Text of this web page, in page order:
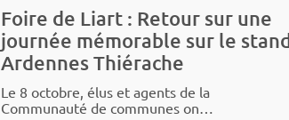
Foire de Liart : Retour sur une
journée mémorable sur le stand
Ardennes Thiérache
Le 8 octobre, élus et agents de la
Commu­­nauté de communes ont